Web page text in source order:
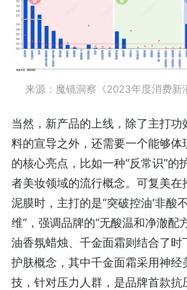
来源：魔镜洞察《2023年度消费新
当然，新产品的上线，除了主打功
料的宣导之外，还需要一个能够体
的核心亮点，比如一种“反常识”的
者美妆领域的流行概念。可复美在
泥膜时，主打的是“突破控油‘非酸
维”，强调品牌的“无酸温和净澈配
油香氛蜡烛、千金面霜则结合了时
护肤概念，其中千金面霜采用神经
技，针对压力人群，是品牌首款抗